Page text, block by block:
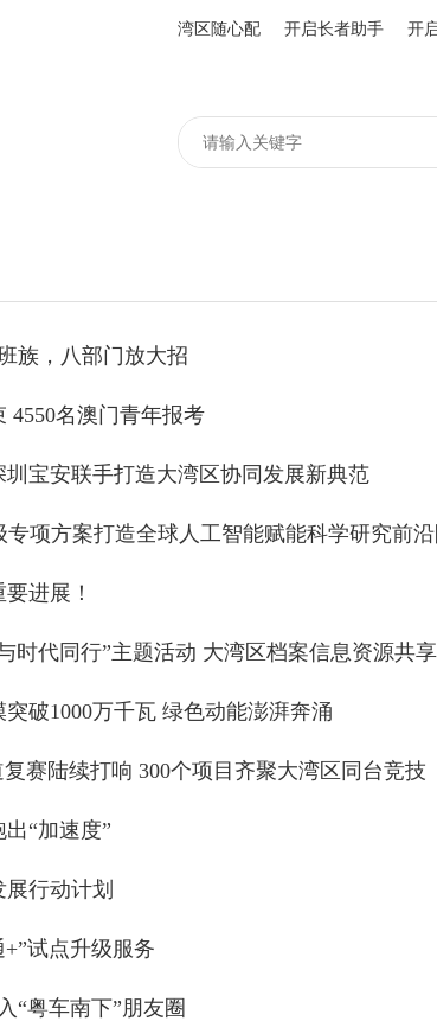
湾区随心配 开启长者助手 开
族，八部门放大招
4550名澳门青年报考
宝安联手打造大湾区协同发展新典范
项方案打造全球人工智能赋能科学研究前
进展！
时代同行”主题活动 大湾区档案信息资源共
破1000万千瓦 绿色动能澎湃奔涌
赛陆续打响 300个项目齐聚大湾区同台竞技
“加速度”
行动计划
试点升级服务
“粤车南下”朋友圈